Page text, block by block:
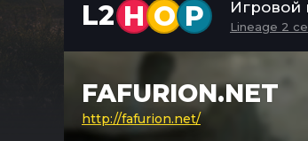
L2 H O P Игровой
Lineage 2
FAFURION.NET
http://fafurion.net/